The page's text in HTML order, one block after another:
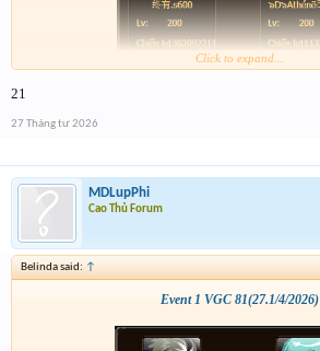
Click to expand...
21
27 Tháng tư 2026
MDLupPhi
Cao Thủ Forum
Belinda said: ↑
Event 1 VGC 81(27.1/4/2026)